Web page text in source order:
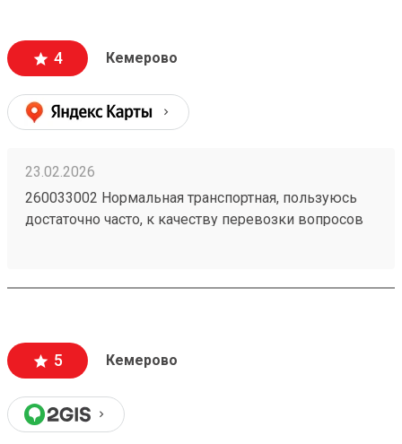
4 Кемерово
23.02.2026
260033002 Нормальная транспортная, пользуюсь
достаточно часто, к качеству перевозки вопросов
приложении.
5 Кемерово